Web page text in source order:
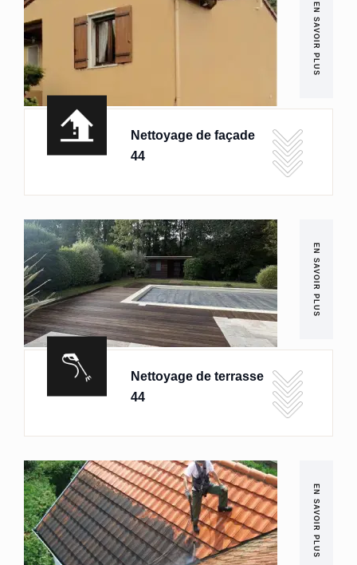
EN SAVOIR PLUS
Nettoyage de façade
44
EN SAVOIR PLUS
Nettoyage de terrasse
44
EN SAVOIR PLUS